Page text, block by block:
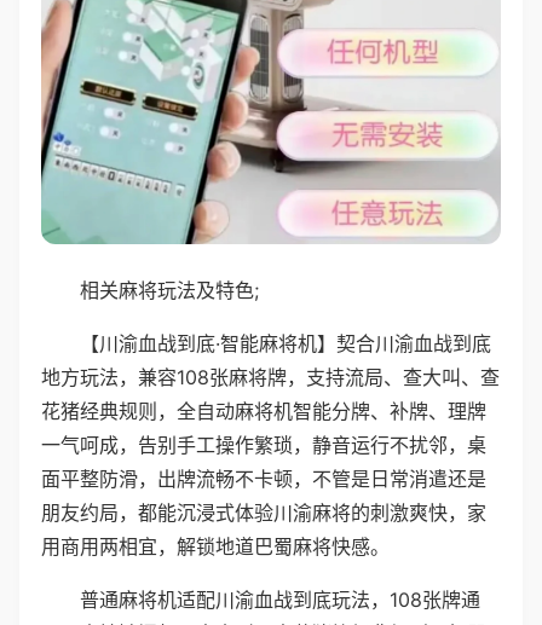
相关麻将玩法及特色;
【川渝血战到底·智能麻将机】契合川渝血战到底
地方玩法，兼容108张麻将牌，支持流局、查大叫、查
花猪经典规则，全自动麻将机智能分牌、补牌、理牌
一气呵成，告别手工操作繁琐，静音运行不扰邻，桌
面平整防滑，出牌流畅不卡顿，不管是日常消遣还是
朋友约局，都能沉浸式体验川渝麻将的刺激爽快，家
用商用两相宜，解锁地道巴蜀麻将快感。
普通麻将机适配川渝血战到底玩法，108张牌通